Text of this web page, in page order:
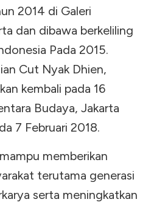
2014 di Galeri
dan dibawa berkeliling
Pada 2015.
Cut Nyak Dhien,
kembali pada 16
Budaya, Jakarta
7 Februari 2018.
memberikan
terutama generasi
serta meningkatkan